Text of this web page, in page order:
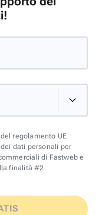
regolamento UE
dati personali per
di Fastweb e
finalità #2